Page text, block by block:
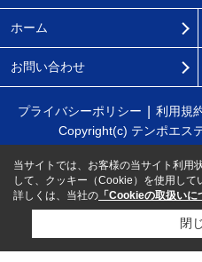
ホーム
お問い合わせ
プライバシーポリシー 利用規
Copyright(c) テンポエス
当サイトでは、お客様の当サイト利用
して、クッキー（Cookie）を使用して
詳しくは、当社の 「Cookieの取扱いに
閉